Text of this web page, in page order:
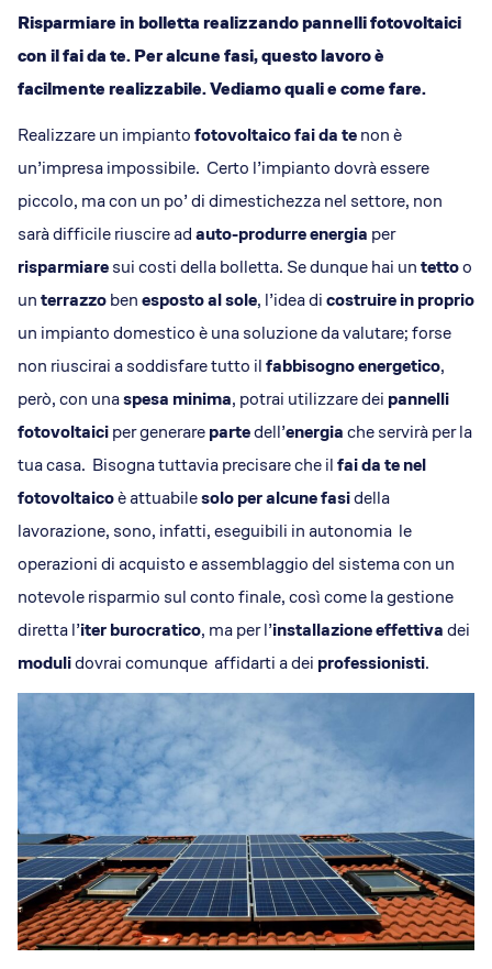
Approfondimenti
News
Risparmiare in bolletta realizzando pannelli fotovoltaici
con il fai da te. Per alcune fasi, questo lavoro è
facilmente realizzabile. Vediamo quali e come fare.
Realizzare un impiantofotovoltaico fai da tenon è
un’impresa impossibile. Certo l’impianto dovrà essere
piccolo, ma con un po’ di dimestichezza nel settore, non
sarà difficile riuscire adauto-produrre energia per
risparmiaresui costi della bolletta. Se dunque hai untettoo
unterrazzobenesposto al sole, l’idea dicostruire in proprio
un impianto domestico è una soluzione da valutare; forse
non riuscirai a soddisfare tutto ilfabbisogno energetico,
però, con unaspesa minima, potrai utilizzare dei pannelli
fotovoltaiciper generarepartedell’energiache servirà per la
tua casa. Bisogna tuttavia precisare che ilfai da te nel
fotovoltaicoè attuabilesolo per alcune fasidella
lavorazione, sono, infatti, eseguibili in autonomia le
operazioni di acquisto e assemblaggio del sistema con un
notevole risparmio sul conto finale, così come la gestione
diretta l’iter burocratico, ma per l’installazione effettivadei
modulidovrai comunque affidarti a dei professionisti.